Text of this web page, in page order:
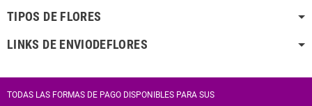
TIPOS DE FLORES
LINKS DE ENVIODEFLORES
TODAS LAS FORMAS DE PAGO DISPONIBLES PARA SUS